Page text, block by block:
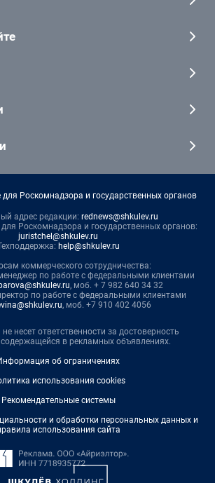
Роскомнадзора и государственных органов
адрес редакции: rednews@shkulev.ru
Роскомнадзора и государственных органов:
juristchel@shkulev.ru
help@shkulev.ru
коммерческого сотрудничества:
по работе с федеральными клиентами
, моб. + 7 982 640 34 32
по работе с федеральными клиентами
, моб. +7 910 402 4056
несет ответственности за достоверность
в рекламных объявлениях.
об ограничениях
использования cookies
Рекомендательные системы
и обработки персональных данных и
использования сайта